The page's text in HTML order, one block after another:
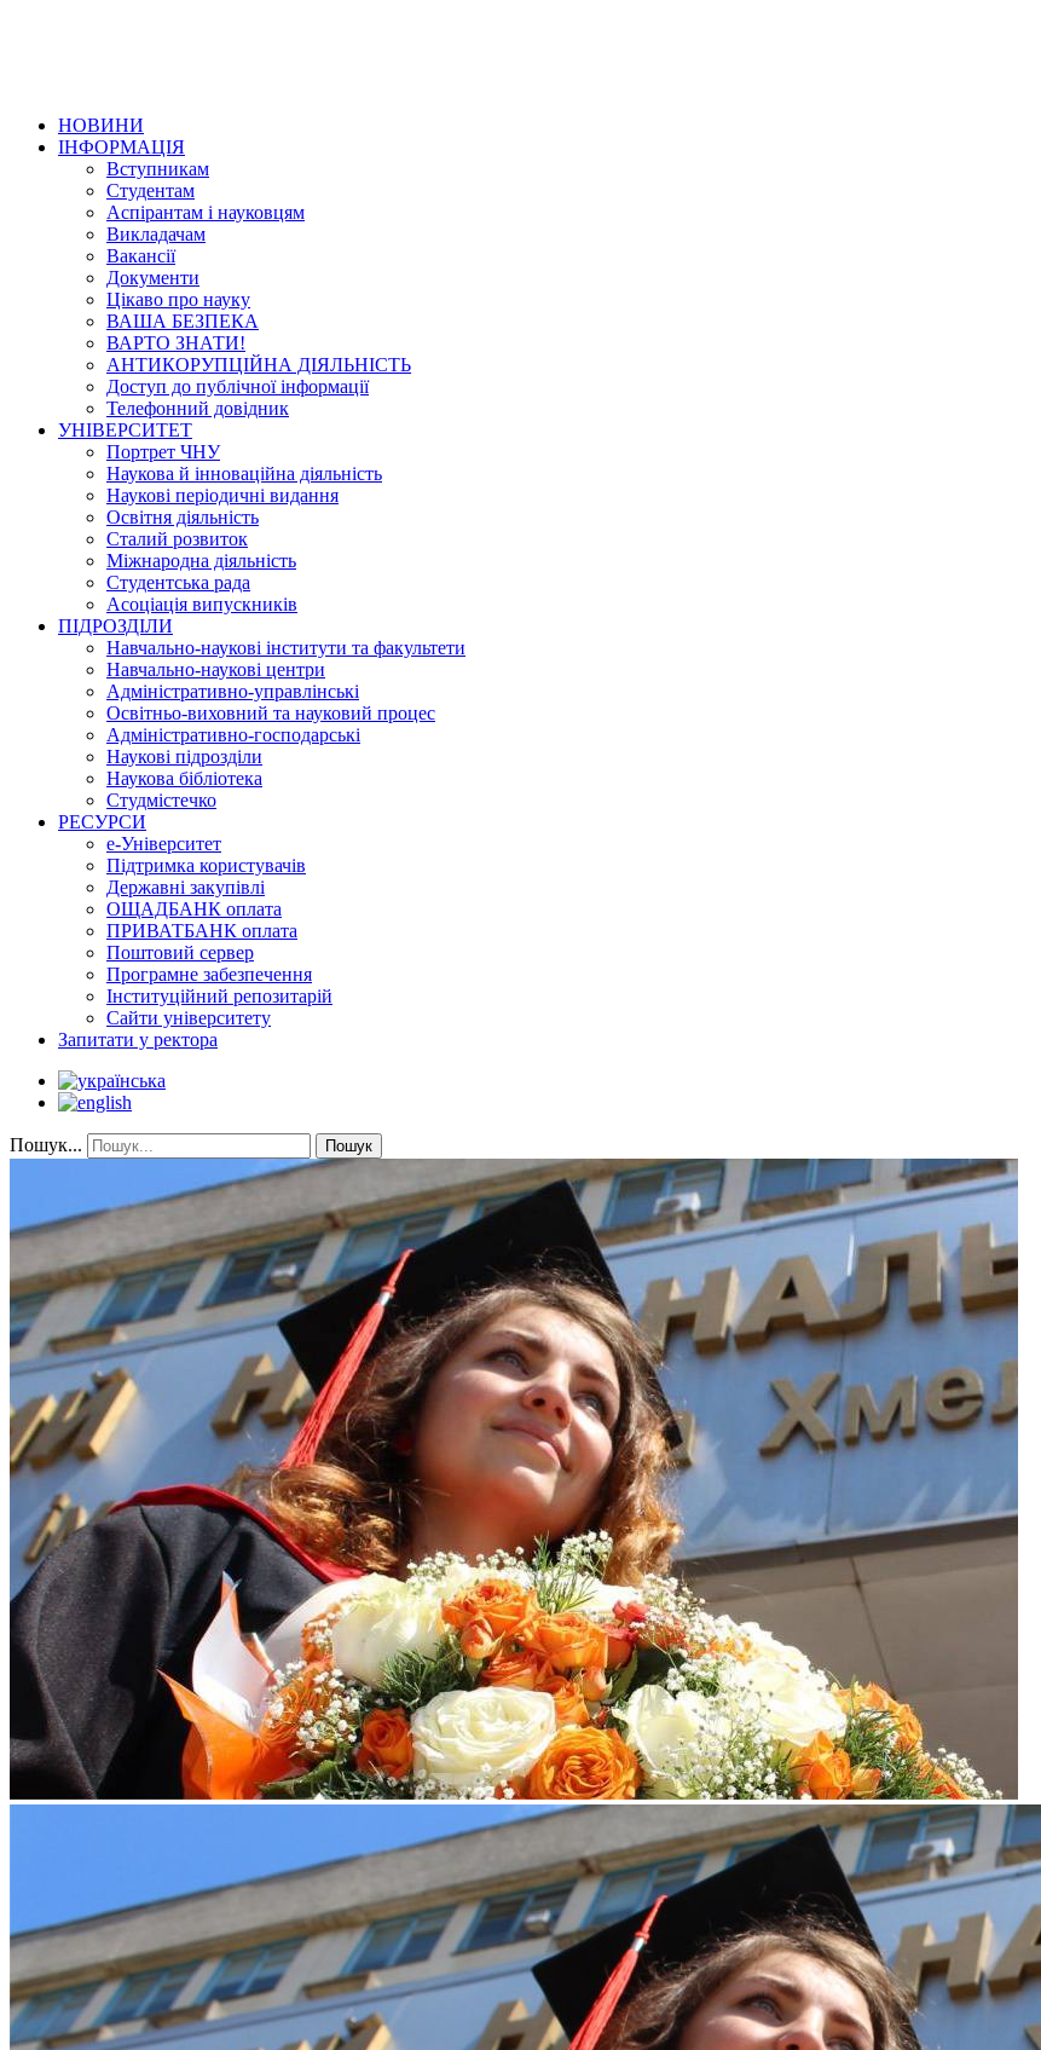
НОВИНИ
ІНФОРМАЦІЯ
Вступникам
Студентам
Аспірантам і науковцям
Викладачам
Вакансії
Документи
Цікаво про науку
ВАША БЕЗПЕКА
ВАРТО ЗНАТИ!
АНТИКОРУПЦІЙНА ДІЯЛЬНІСТЬ
Доступ до публічної інформації
Телефонний довідник
УНІВЕРСИТЕТ
Портрет ЧНУ
Наукова й інноваційна діяльність
Наукові періодичні видання
Освітня діяльність
Сталий розвиток
Міжнародна діяльність
Студентська рада
Асоціація випускників
ПІДРОЗДІЛИ
Навчально-наукові інститути та факультети
Навчально-наукові центри
Адміністративно-управлінські
Освітньо-виховний та науковий процес
Адміністративно-господарські
Наукові підрозділи
Наукова бібліотека
Студмістечко
РЕСУРСИ
е-Університет
Підтримка користувачів
Державні закупівлі
ОЩАДБАНК оплата
ПРИВАТБАНК оплата
Поштовий сервер
Програмне забезпечення
Інституційний репозитарій
Сайти університету
Запитати у ректора
Пошук... Пошук